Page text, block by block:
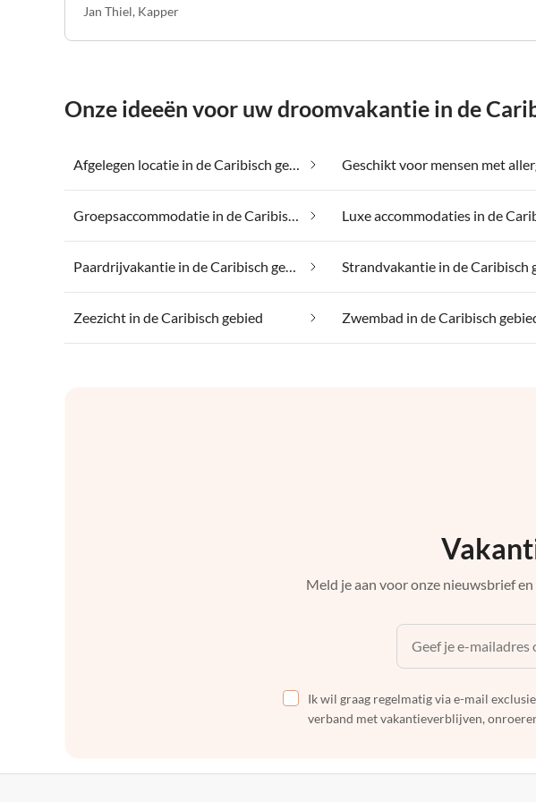
Jan Thiel, Kapper
Onze ideeën voor uw droomvakantie in de
Afgelegen locatie in de Caribisch gebied
Groepsaccommodatie in de Caribisch gebied
Paardrijvakantie in de Caribisch gebied
Zeezicht in de Caribisch gebied Zwembad in de Caribisch
Meld je aan voor onze nieuwsbrief
Ik wil graag regelmatig via e-mail
verband met vakantieverblijven,